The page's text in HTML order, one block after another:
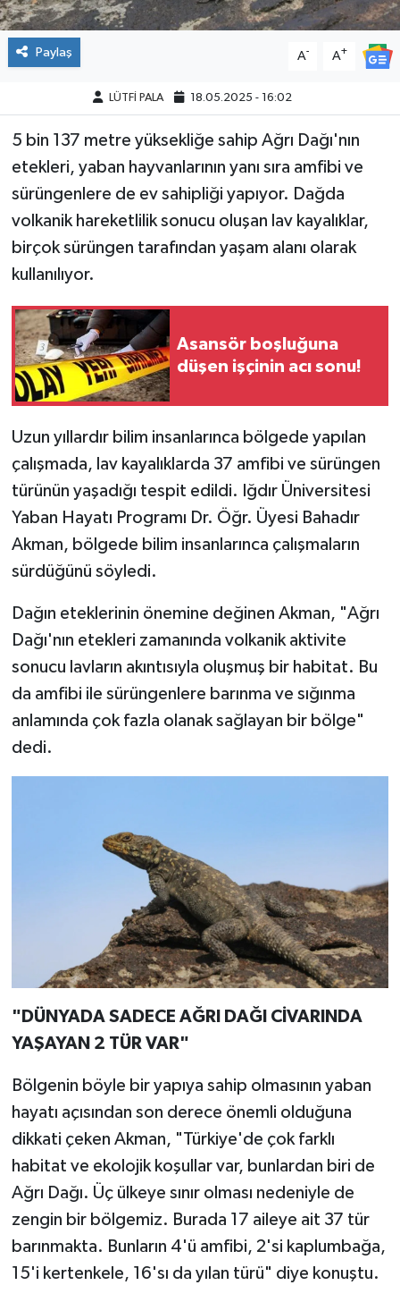
Paylaş A- A+
LÜTFİ PALA 18.05.2025 - 16:02
5 bin 137 metre yüksekliğe sahip Ağrı Dağı'nın
etekleri, yaban hayvanlarının yanı sıra amfibi ve
sürüngenlere de ev sahipliği yapıyor. Dağda
volkanik hareketlilik sonucu oluşan lav kayalıklar,
birçok sürüngen tarafından yaşam alanı olarak
kullanılıyor.
Asansör boşluğuna
düşen işçinin acı sonu!
Uzun yıllardır bilim insanlarınca bölgede yapılan
çalışmada, lav kayalıklarda 37 amfibi ve sürüngen
türünün yaşadığı tespit edildi. Iğdır Üniversitesi
Yaban Hayatı Programı Dr. Öğr. Üyesi Bahadır
Akman, bölgede bilim insanlarınca çalışmaların
sürdüğünü söyledi.
Dağın eteklerinin önemine değinen Akman, "Ağrı
Dağı'nın etekleri zamanında volkanik aktivite
sonucu lavların akıntısıyla oluşmuş bir habitat. Bu
da amfibi ile sürüngenlere barınma ve sığınma
anlamında çok fazla olanak sağlayan bir bölge"
dedi.
"DÜNYADA SADECE AĞRI DAĞI CİVARINDA
YAŞAYAN 2 TÜR VAR"
Bölgenin böyle bir yapıya sahip olmasının yaban
hayatı açısından son derece önemli olduğuna
dikkati çeken Akman, "Türkiye'de çok farklı
habitat ve ekolojik koşullar var, bunlardan biri de
Ağrı Dağı. Üç ülkeye sınır olması nedeniyle de
zengin bir bölgemiz. Burada 17 aileye ait 37 tür
barınmakta. Bunların 4'ü amfibi, 2'si kaplumbağa,
15'i kertenkele, 16'sı da yılan türü" diye konuştu.